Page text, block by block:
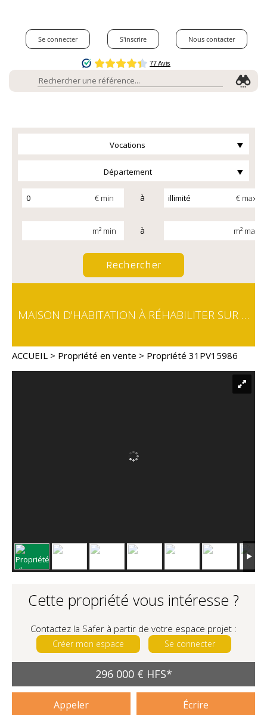
Se connecter S'inscrire Nous contacter
Vocations
Département
€ min à € max
m² min à m² max
MAISON D'HABITATION À RÉHABILITER SUR 20 HECTARES DE TERRES AGRICOLES - PROCHE TOULOUSE
ACCUEIL > Propriété en vente > Propriété 31PV15986
Cette propriété vous intéresse ?
Contactez la Safer à partir de votre espace projet :
Créer mon espace Se connecter
296 000 € HFS*
Appeler Écrire